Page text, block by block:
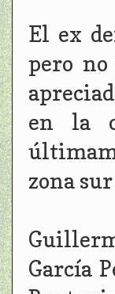
El ex
pero no
en la
zona
García